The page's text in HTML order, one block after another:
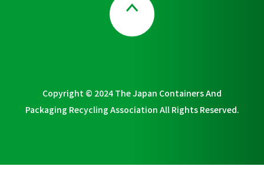
Copyright © 2024 The Japan Containers And
Packaging Recycling Association All Rights Reserved.